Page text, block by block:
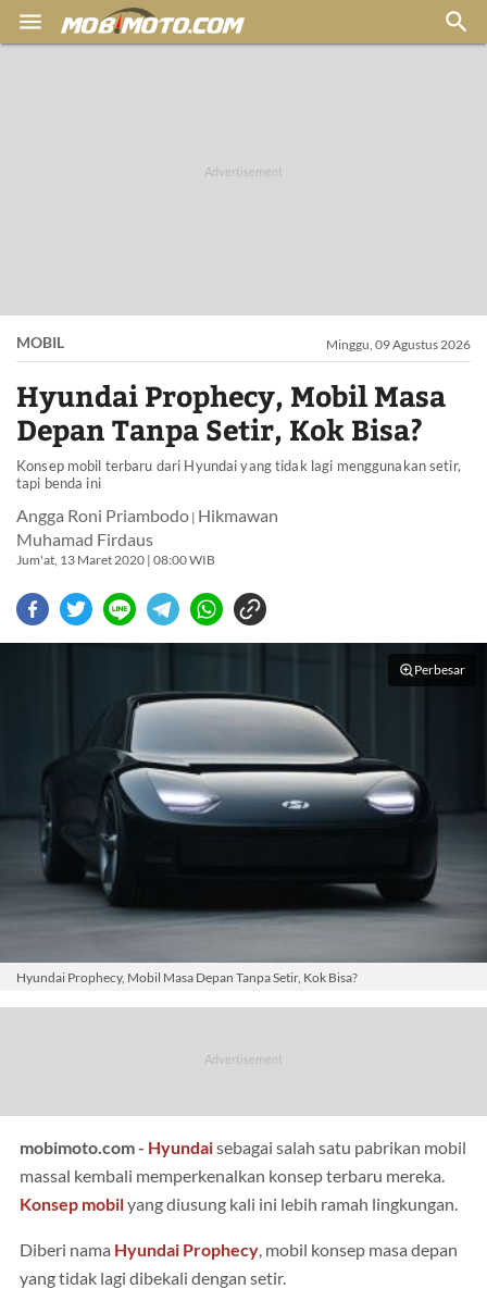
 
MOBIL Minggu, 09 Agustus 2026
Hyundai Prophecy, Mobil Masa
Depan Tanpa Setir, Kok Bisa?
Konsep mobil terbaru dari Hyundai yang tidak lagi menggunakan setir,
tapi benda ini
Angga Roni Priambodo | Hikmawan
Muhamad Firdaus
Jum'at, 13 Maret 2020 | 08:00 WIB
Perbesar
Hyundai Prophecy, Mobil Masa Depan Tanpa Setir, Kok Bisa?
mobimoto.com - Hyundaisebagai salah satu pabrikan mobil
massal kembali memperkenalkan konsep terbaru mereka.
Konsep mobilyang diusung kali ini lebih ramah lingkungan.
Diberi nama Hyundai Prophecy , mobil konsep masa depan
yang tidak lagi dibekali dengan setir.